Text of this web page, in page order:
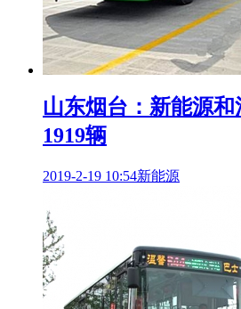
山东烟台：新能源
1919辆
2019-2-19 10:54新能源